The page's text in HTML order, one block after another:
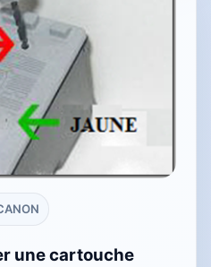
une cartouche